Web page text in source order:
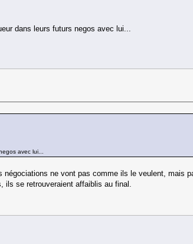
dans leurs futurs negos avec lui...
avec lui...
ne vont pas comme ils le veulent, mais
ils se retrouveraient affaiblis au final.